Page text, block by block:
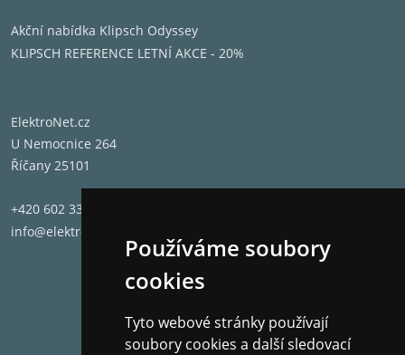
Používáme soubory
cookies
Tyto webové stránky používají
soubory cookies a další sledovací
Akční nabídka Klipsch Odyssey
KLIPSCH REFERENCE LETNÍ AKCE - 20%
ElektroNet.cz
U Nemocnice 264
Říčany 25101
+420 602 331 662
info@elektronet.cz